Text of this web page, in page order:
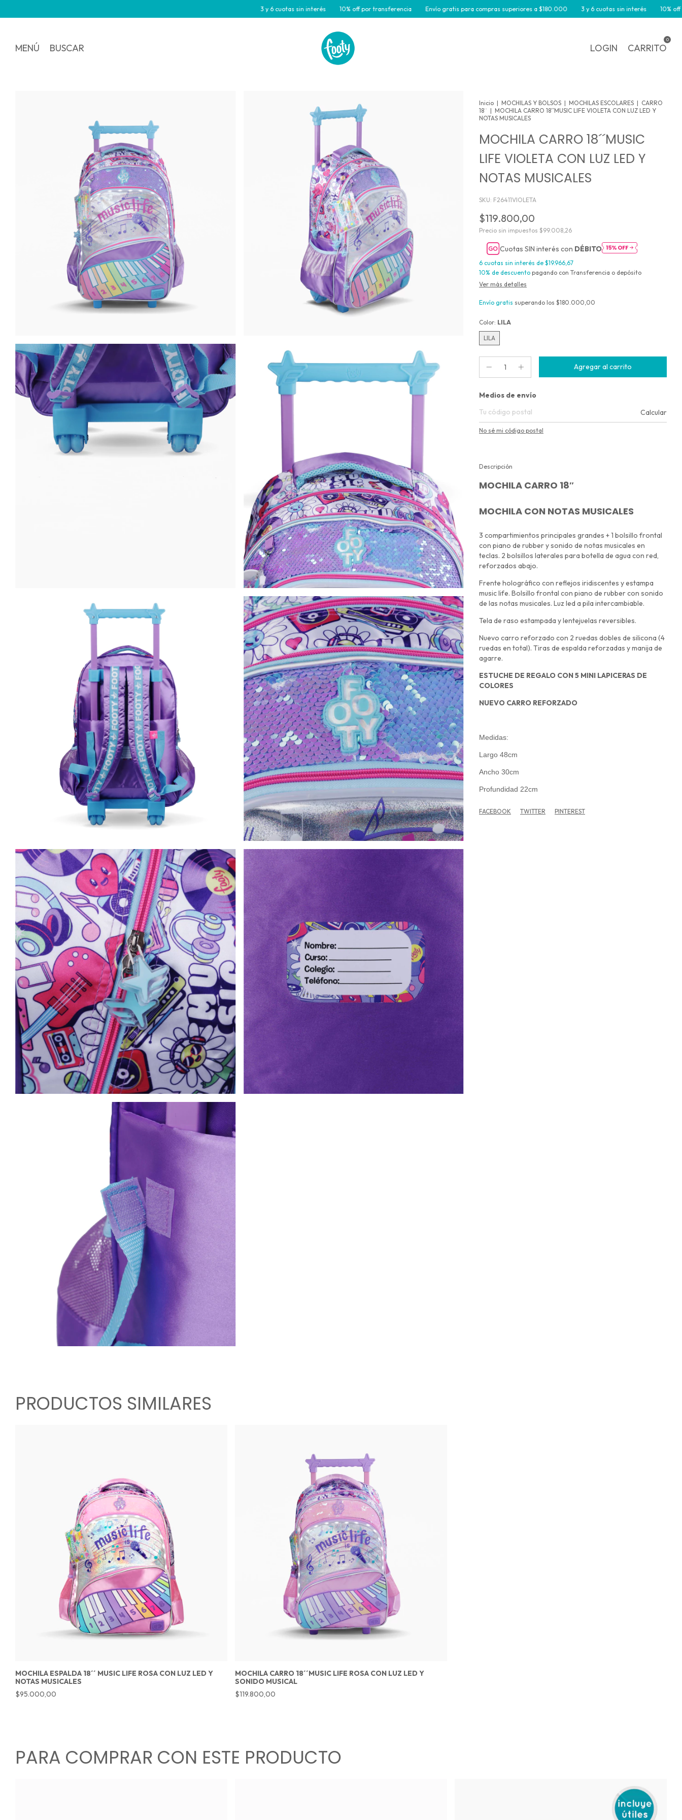
3 y 6 cuotas sin interés 10% off por transferencia Envío gratis para compras superiores a $180.000 3 y 6 cuotas sin interés 10% off por transferencia
MENÚ BUSCAR LOGIN CARRITO
0
Inicio | MOCHILAS Y BOLSOS | MOCHILAS ESCOLARES | CARRO
18¨ | MOCHILA CARRO 18´´MUSIC LIFE VIOLETA CON LUZ LED Y
NOTAS MUSICALES
MOCHILA CARRO 18´´MUSIC
LIFE VIOLETA CON LUZ LED Y
NOTAS MUSICALES
SKU: F26411VIOLETA
$119.800,00
Precio sin impuestos $99.008,26
Cuotas SIN interés con DÉBITO
6 cuotas sin interés de $19.966,67
10% de descuento pagando con Transferencia o depósito
Ver más detalles
Envío gratis superando los $180.000,00
Color: LILA
LILA
Entregas para el CP:
Medios de envío
Calcular
No sé mi código postal
Descripción
MOCHILA CARRO 18″
MOCHILA CON NOTAS MUSICALES
3 compartimientos principales grandes + 1 bolsillo frontal
con piano de rubber y sonido de notas musicales en
teclas. 2 bolsillos laterales para botella de agua con red,
reforzados abajo.
Frente holográfico con reflejos iridiscentes y estampa
music life. Bolsillo frontal con piano de rubber con sonido
de las notas musicales. Luz led a pila intercambiable.
Tela de raso estampada y lentejuelas reversibles.
Nuevo carro reforzado con 2 ruedas dobles de silicona (4
ruedas en total). Tiras de espalda reforzadas y manija de
agarre.
ESTUCHE DE REGALO CON5 MINI LAPICERAS DE
COLORES
NUEVO CARRO REFORZADO
Medidas:
Largo 48cm
Ancho 30cm
Profundidad 22cm
FACEBOOK TWITTER PINTEREST
PRODUCTOS SIMILARES
MOCHILA ESPALDA 18´´ MUSIC LIFE ROSA CON LUZ LED Y
NOTAS MUSICALES
$95.000,00
MOCHILA CARRO 18´´MUSIC LIFE ROSA CON LUZ LED Y
SONIDO MUSICAL
$119.800,00
PARA COMPRAR CON ESTE PRODUCTO